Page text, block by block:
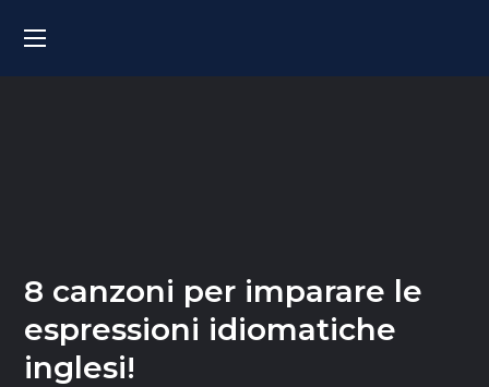
8 canzoni per imparare le
espressioni idiomatiche
inglesi!